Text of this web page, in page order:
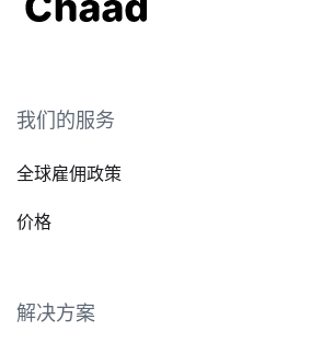
我们的服务
全球雇佣政策
价格
解决方案